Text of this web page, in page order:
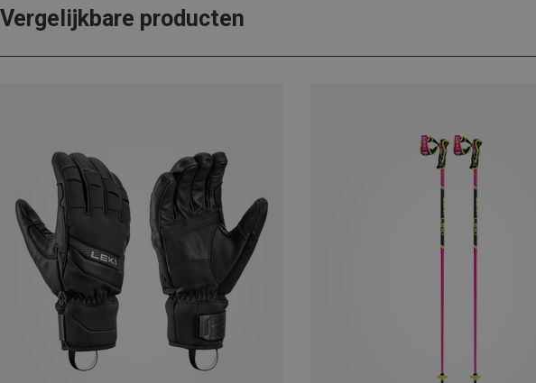
Vergelijkbare producten